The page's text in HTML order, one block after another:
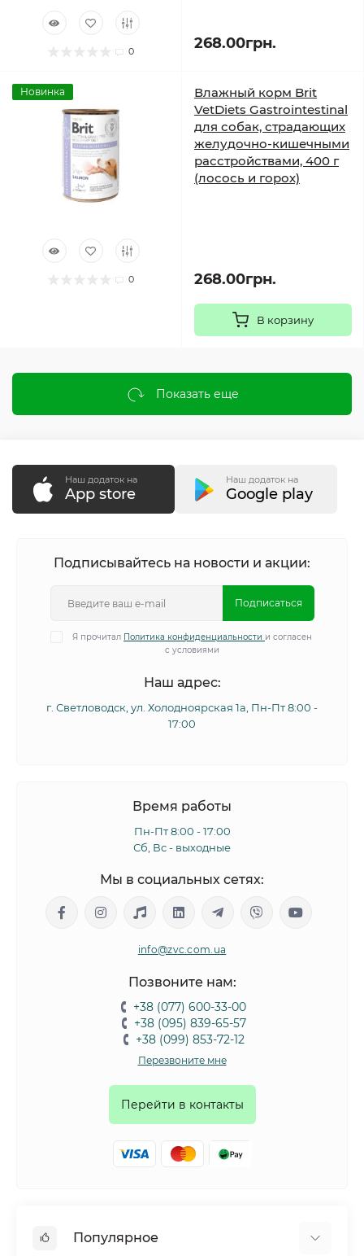
0 268.00грн.
Новинка
0
Влажный корм Brit
VetDiets Gastrointestinal
для собак, страдающих
желудочно-кишечными
расстройствами, 400 г
(лосось и горох)
268.00грн.
В корзину
Показать еще
Наш додаток на
App store
Наш додаток на
Google play
Подписывайтесь на новости и акции:
Подписаться
Я прочитал Политика конфиденциальности и согласен
с условиями
Наш адрес:
г. Светловодск, ул. Холодноярская 1а, Пн-Пт 8:00 -
17:00
Время работы
Пн-Пт 8:00 - 17:00
Сб, Вс - выходные
Мы в социальных сетях:
info@zvc.com.ua
Позвоните нам:
+38 (077) 600-33-00
+38 (095) 839-65-57
+38 (099) 853-72-12
Перезвоните мне
Перейти в контакты
Популярное